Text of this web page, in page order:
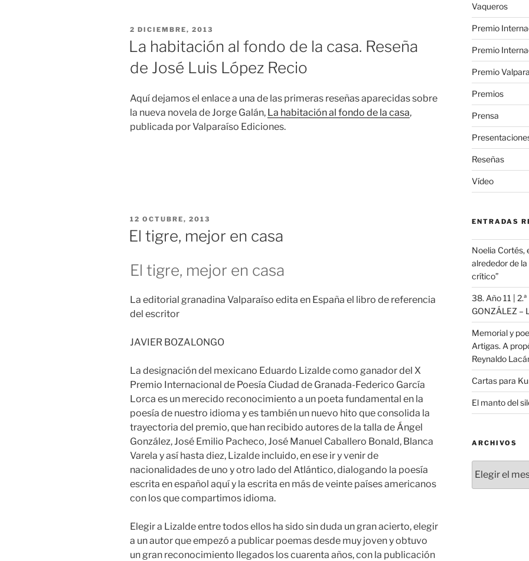
PUBLICADO
EL
2 DICIEMBRE, 2013
La habitación al fondo de la casa. Reseña
de José Luis López Recio
Aquí dejamos el enlace a una de las primeras reseñas aparecidas sobre
la nueva novela de Jorge Galán, La habitación al fondo de la casa,
publicada por Valparaíso Ediciones.
PUBLICADO
EL
12 OCTUBRE, 2013
El tigre, mejor en casa
El tigre, mejor en casa
La editorial granadina Valparaíso edita en España el libro de referencia
del escritor
JAVIER BOZALONGO
La designación del mexicano Eduardo Lizalde como ganador del X
Premio Internacional de Poesía Ciudad de Granada-Federico García
Lorca es un merecido reconocimiento a un poeta fundamental en la
poesía de nuestro idioma y es también un nuevo hito que consolida la
trayectoria del premio, que han recibido autores de la talla de Ángel
González, José Emilio Pacheco, José Manuel Caballero Bonald, Blanca
Varela y así hasta diez, Lizalde incluido, en ese ir y venir de
nacionalidades de uno y otro lado del Atlántico, dialogando la poesía
escrita en español aquí y la escrita en más de veinte países americanos
con los que compartimos idioma.
Elegir a Lizalde entre todos ellos ha sido sin duda un gran acierto, elegir
a un autor que empezó a publicar poemas desde muy joven y obtuvo
un gran reconocimiento llegados los cuarenta años, con la publicación
Vaqueros
Premio
Premio
Premio
Premios
Prensa
Reseñas
Vídeo
ENTRADAS
Noelia Cortés,
alrededor de
crítico”
38. Año 11 |
GONZÁLEZ –
Memorial y
Artigas. A
Reynaldo
Cartas para
El manto del
ARCHIVOS